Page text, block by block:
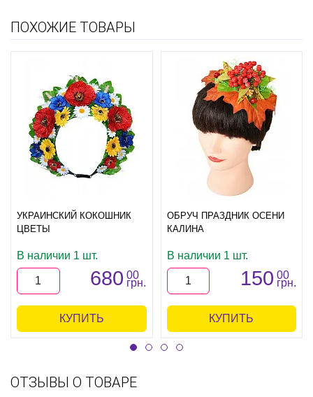
ПОХОЖИЕ ТОВАРЫ
УКРАИНСКИЙ КОКОШНИК
ЦВЕТЫ
В наличии 1 шт.
680 00
грн.
КУПИТЬ
ОБРУЧ ПРАЗДНИК ОСЕНИ
КАЛИНА
В наличии 1 шт.
150 00
грн.
КУПИТЬ
ОТЗЫВЫ О ТОВАРЕ